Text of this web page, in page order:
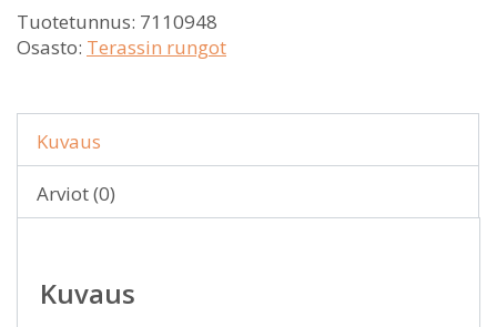
Tuotetunnus: 7110948
Osasto: Terassin rungot
Kuvaus
Arviot (0)
Kuvaus